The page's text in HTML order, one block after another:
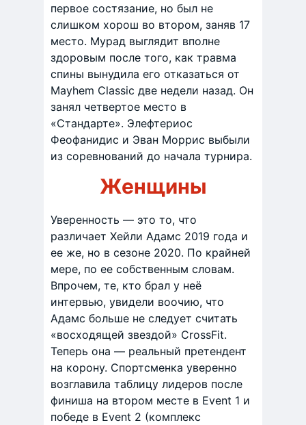
первое состязание, но был не
слишком хорош во втором, заняв 17
место. Мурад выглядит вполне
здоровым после того, как травма
спины вынудила его отказаться от
Mayhem Classic две недели назад. Он
занял четвертое место в
«Стандарте». Элефтериос
Феофанидис и Эван Моррис выбыли
из соревнований до начала турнира.
Женщины
Уверенность — это то, что
различает Хейли Адамс 2019 года и
ее же, но в сезоне 2020. По крайней
мере, по ее собственным словам.
Впрочем, те, кто брал у неё
интервью, увидели воочию, что
Адамс больше не следует считать
«восходящей звездой» CrossFit.
Теперь она — реальный претендент
на корону. Спортсменка уверенно
возглавила таблицу лидеров после
финиша на втором месте в Event 1 и
победе в Event 2 (комплекс